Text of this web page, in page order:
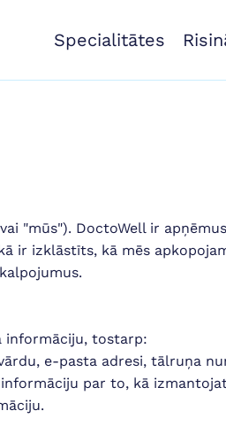
Specialitātes
"mūs"). DoctoWell ir
ir izklāstīts, kā mēs
informāciju, tostarp:
e-pasta adresi, tālruņa
par to, kā